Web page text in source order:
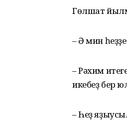
Гөлшат
– Ә мин
– Рәхим
икебеҙ бер
– Һеҙ